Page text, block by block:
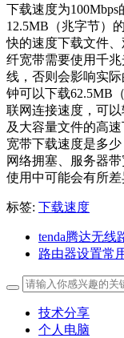
下载速度为
12.5MB（兆字节）
快的速度下载文件
纤宽带需要使用千
线，否则会影响实
钟可以下载62.5MB
联网连接速度，可
及大容量文件的高
宽带下载速度是多
网络拥塞、服务器
使用中可能会有所差
标签: 下载速度
tenda腾达无线
路由器设置常
技术分享
个人电脑